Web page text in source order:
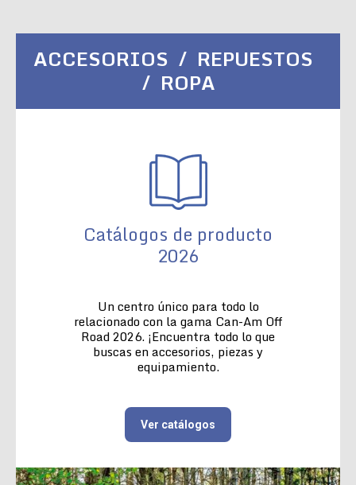
ACCESORIOS / REPUESTOS
/ ROPA
Catálogos de producto
2026
Un centro único para todo lo
relacionado con la gama Can-Am Off
Road 2026. ¡Encuentra todo lo que
buscas en accesorios, piezas y
equipamiento.
Ver catálogos